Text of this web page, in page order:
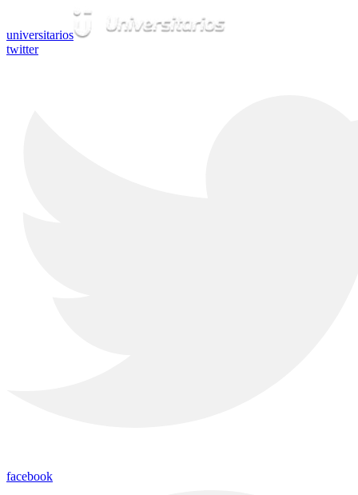
universitarios
twitter
facebook